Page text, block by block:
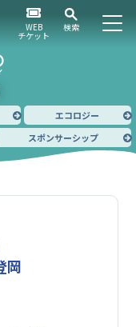
WEB
チケット
検索
エコロジー
スポンサーシップ
岡